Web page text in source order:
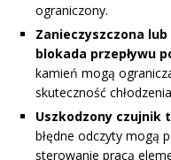
ograniczony.
Zanieczyszczona
blokada przepływu
kamień mogą
skuteczność
Uszkodzony czujnik
błędne odczyty mogą
sterowanie pracą